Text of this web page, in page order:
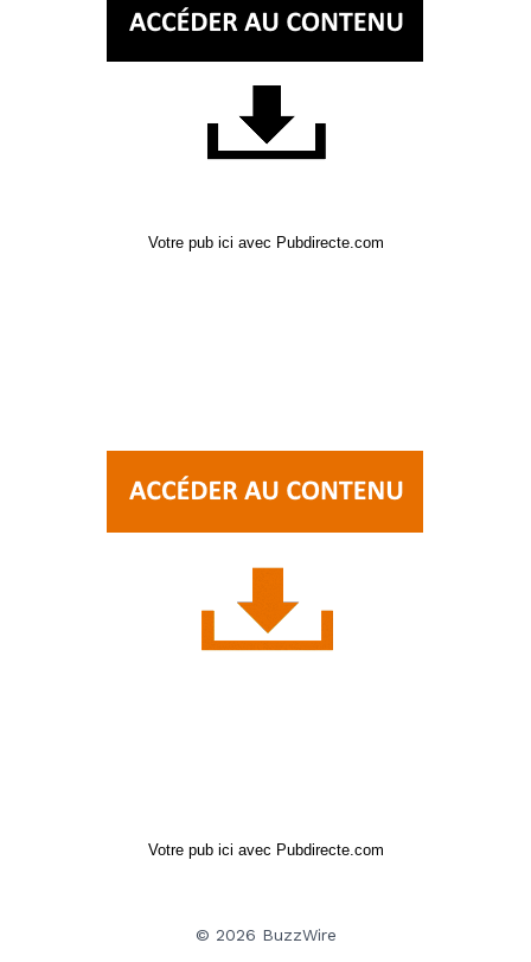
Votre pub ici avec Pubdirecte.com
Votre pub ici avec Pubdirecte.com
© 2026 BuzzWire